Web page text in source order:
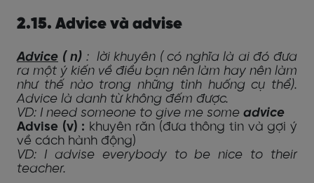
2.15. Advice và advise
Advice ( n) : lời khuyên (có nghĩa là ai đó đưa
ra một ý kiến về điều bạn nên làm hay nên làm
như thế nào trong những tình huốngcụ thể).
Advice là danh từ không đếm được.
VD: I need someone to give me some advice
Advise (v) : khuyên răn (đưa thông tin và gợi ý
về cách hành động)
VD: I advise everybody to be nice to their
teacher.